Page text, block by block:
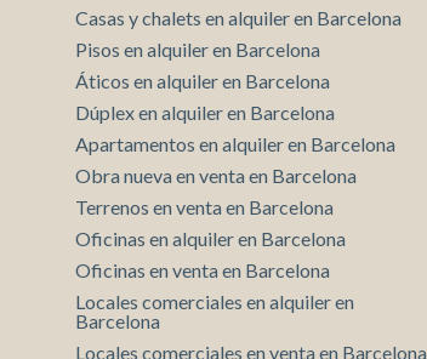
Casas y chalets en alquiler en Barcelona
Pisos en alquiler en Barcelona
Áticos en alquiler en Barcelona
Dúplex en alquiler en Barcelona
Apartamentos en alquiler en Barcelona
Obra nueva en venta en Barcelona
Terrenos en venta en Barcelona
Oficinas en alquiler en Barcelona
Oficinas en venta en Barcelona
Locales comerciales en alquiler en
Barcelona
Locales comerciales en venta en Barcelona